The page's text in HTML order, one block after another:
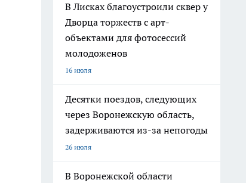
В Лисках благоустроили сквер у
Дворца торжеств с арт-
объектами для фотосессий
молодоженов
16 июля
Десятки поездов, следующих
через Воронежскую область,
задерживаются из-за непогоды
26 июля
В Воронежской области